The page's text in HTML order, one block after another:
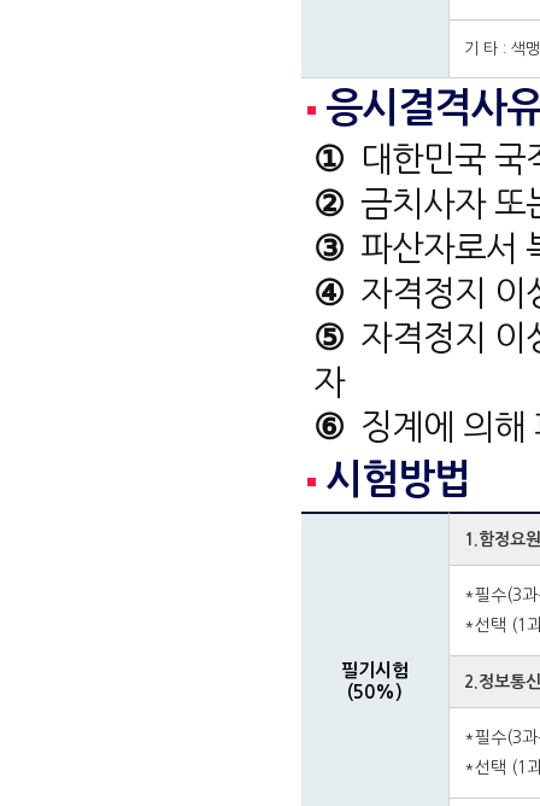
기 타 : 색
응시결격사
① 대한민국 국
② 금치사자 또
③ 파산자로서
④ 자격정지 이
⑤ 자격정지 이
자
⑥ 징계에 의해
시험방법
필기시험
(50%)
1.함정요
*필수(3과
*선택 (1
2.정보통
*필수(3과
*선택 (1